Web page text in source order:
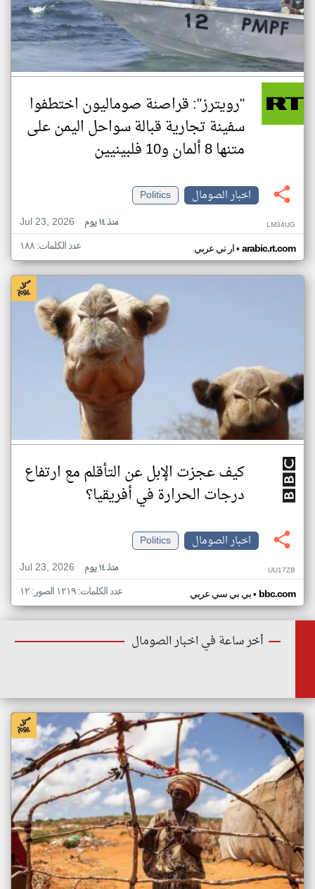
"رويترز": قراصنة صوماليون اختطفوا
سفينة تجارية قبالة سواحل اليمن على
متنها 8 ألمان و10 فلبينيين
اخبار الصومال
Politics
Jul 23, 2026
منذ ١٤ يوم LM34UG
ار تي عربي• arabic.rt.com عدد الكلمات: ١٨٨
كيف عجزت الإبل عن التأقلم مع ارتفاع
درجات الحرارة في أفريقيا؟
اخبار الصومال
Politics
Jul 23, 2026
منذ ١٤ يوم UU17ZB
بي بي سي عربي• bbc.com عدد الكلمات: ١٢١٩ الصور: ١٢
أخر ساعة في اخبار الصومال